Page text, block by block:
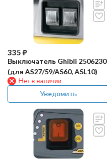
335 ₽
Выключатель Ghibli 2506230
(для AS27/59/AS60, ASL10)
Нет в наличии
Уведомить